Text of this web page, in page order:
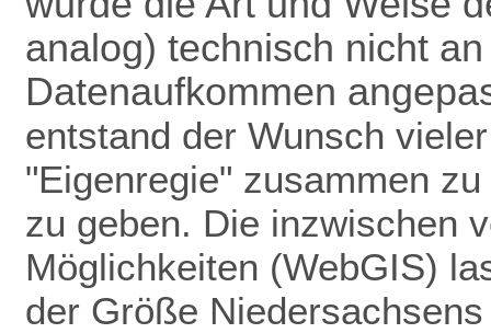
analog) technisch nicht
Datenaufkommen
entstand der Wunsch
"Eigenregie" zusammen
zu geben. Die inzwischen
Möglichkeiten (WebGIS)
der Größe